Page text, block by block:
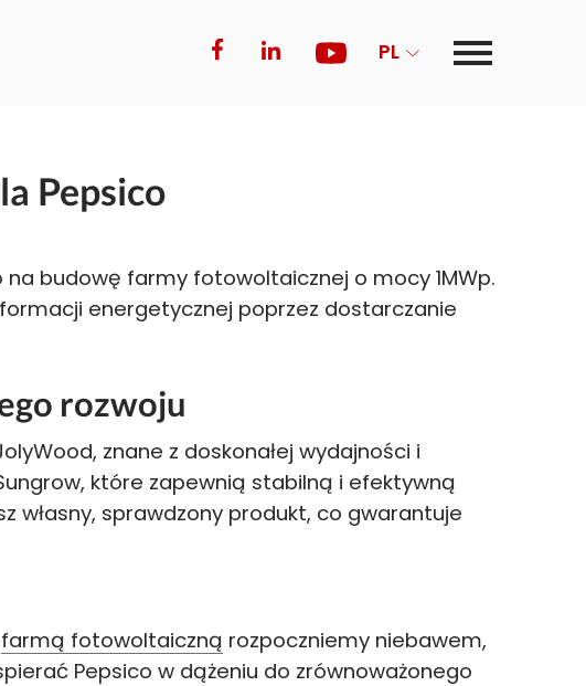
PL
Pepsico
na budowę farmy fotowoltaicznej o mocy 1MWp.
energetycznej poprzez dostarczanie
rozwoju
znane z doskonałej wydajności i
które zapewnią stabilną i efektywną
sprawdzony produkt, co gwarantuje
farmą fotowoltaiczną rozpoczniemy niebawem,
Pepsico w dążeniu do zrównoważonego